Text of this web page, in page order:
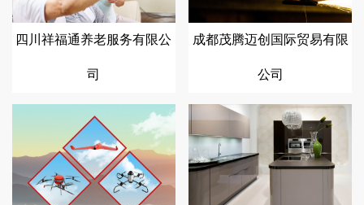
四川祥福通养老服务有限公
司
成都茂腾迈创国际贸易有限
公司